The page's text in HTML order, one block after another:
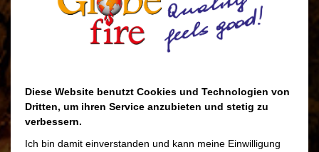
durable, regardez le téléchargement ci-
dessous.
Diese Website benutzt Cookies und Technologien von
Dritten, um ihren Service anzubieten und stetig zu
verbessern.
Ich bin damit einverstanden und kann meine Einwilligung